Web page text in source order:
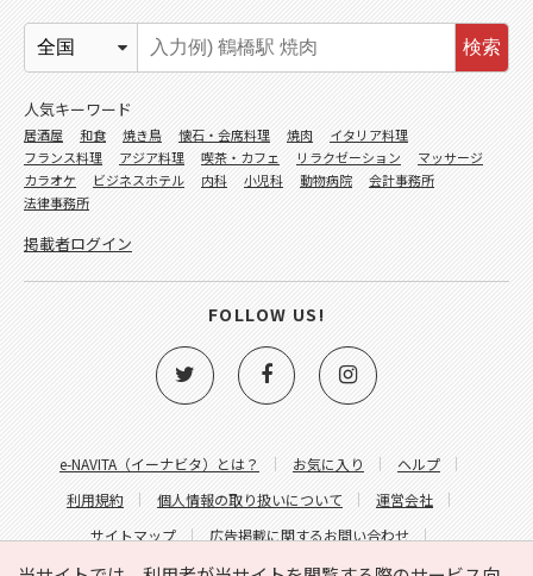
e-NAVITA（イーナビタ）とは？ お気に入り
ヘルプ
利用規約
個人情報の取り扱いについて
運営会社
サイトマップ
広告掲載に関するお問い合わせ
サイトの内容に関するお問い合わせ
検索
人気キーワード
居酒屋 和食 焼き鳥 懐石・会席料理 焼肉
イタリア料理
フランス料理
アジア料理 喫茶・カフェ リラクゼーション
マッサージ
カラオケ
ビジネスホテル 内科 小児科 動物病院
会計事務所
法律事務所
掲載者ログイン
FOLLOW US!